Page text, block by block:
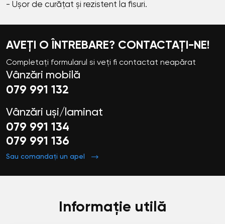
- Ușor de curățat și rezistent la fisuri.
AVEȚI O ÎNTREBARE? CONTACTAȚI-NE!
Completați formularul si veți fi contactat neapărat
Vânzări mobilă
079 991 132
Vânzări uși/laminat
079 991 134
079 991 136
Sau comandați un apel
Informație utilă